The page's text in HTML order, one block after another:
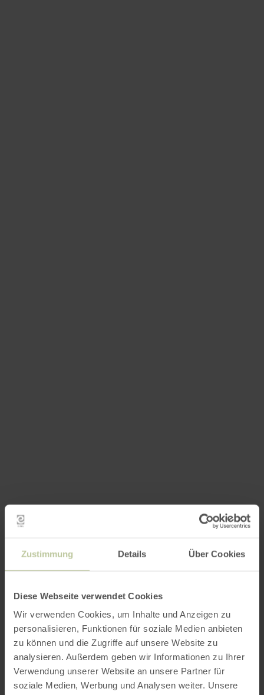
Zustimmung Details Über Cookies
Diese Webseite verwendet Cookies
Wir verwenden Cookies, um Inhalte und Anzeigen zu
personalisieren, Funktionen für soziale Medien anbieten
zu können und die Zugriffe auf unsere Website zu
analysieren. Außerdem geben wir Informationen zu Ihrer
Verwendung unserer Website an unsere Partner für
soziale Medien, Werbung und Analysen weiter. Unsere